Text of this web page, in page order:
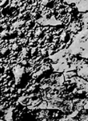
Fotoredigering av smycken